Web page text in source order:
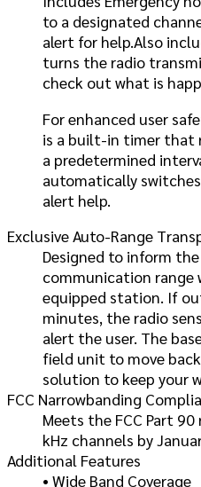
to a designated
alert for help.Also
turns the radio
check out what is
For enhanced user
is a built-in timer that
a predetermined
automatically
alert help.
Exclusive Auto-Range
Designed to inform
communication range
equipped station. If
minutes, the radio
alert the user. The
field unit to move
solution to keep your
FCC Narrowbanding
Meets the FCC Part
kHz channels by
Additional Features
• Wide Band Coverage